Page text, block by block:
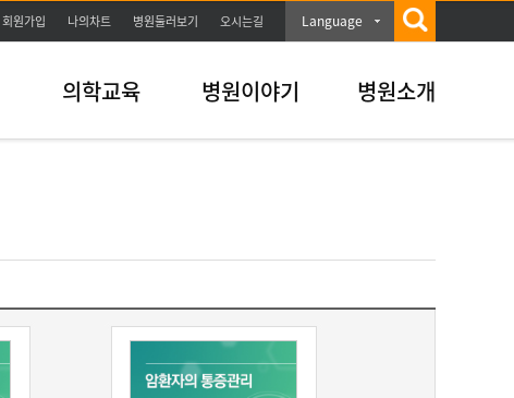
회원가입 나의차트 병원둘러보기 오시는길 Language
의학교육 병원이야기 병원소개